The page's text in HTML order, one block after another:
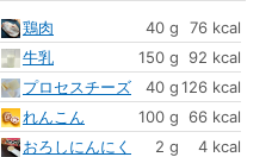
鶏肉
40 g
76 kcal
牛乳
150 g
92 kcal
プロセスチーズ
40 g126 kcal
れんこん
100 g 66 kcal
おろしにんにく
2 g
4 kcal